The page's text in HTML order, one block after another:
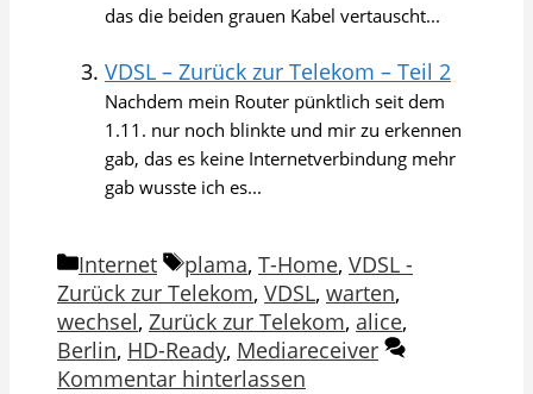
das die beiden grauen Kabel vertauscht...
VDSL – Zurück zur Telekom – Teil 2
Nachdem mein Router pünktlich seit dem
1.11. nur noch blinkte und mir zu erkennen
gab, das es keine Internetverbindung mehr
gab wusste ich es...
Kategorien
Internet Schlagwörter
plama, T-Home, VDSL -
Zurück zur Telekom, VDSL, warten,
wechsel, Zurück zur Telekom, alice,
Berlin, HD-Ready, Mediareceiver
Kommentar hinterlassen